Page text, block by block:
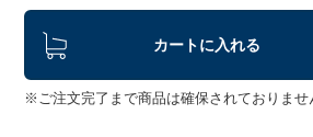
カートに入れる
※ご注文完了まで商品は確保されておりませ